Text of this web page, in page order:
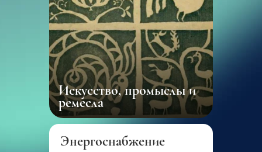
Искусство, промыслы и
ремесла
Энергоснабжение